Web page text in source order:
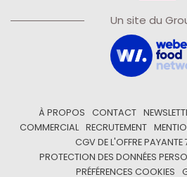
Un site du
À PROPOS CONTACT
COMMERCIAL
RECRUTEMENT
CGV DE L'OFFRE
PROTECTION DES DONNÉES
PRÉFÉRENCES COOKIES